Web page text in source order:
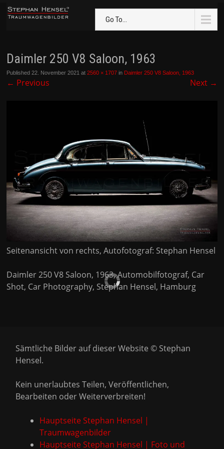
Go To...
Daimler 250 V8 Saloon, 1963
Published22. November 2021 at2560 × 1707 in Daimler 250 V8 Saloon, 1963
← Previous Next →
Seitenansicht von rechts, Autofotograf: Stephan Hensel
Daimler 250 V8 Saloon, 1963, Automobilfotograf, Car
Shot, Car Photography, Stephan Hensel, Hamburg
Sämtliche Bilder auf dieser Website © Stephan
Hensel.
Kein unerlaubtes Teilen, Veröffentlichen,
Bearbeiten oder Weiterverbreiten!
Hauptseite Stephan Hensel |
Traumwagenbilder
Hauptseite Stephan Hensel | Foto und